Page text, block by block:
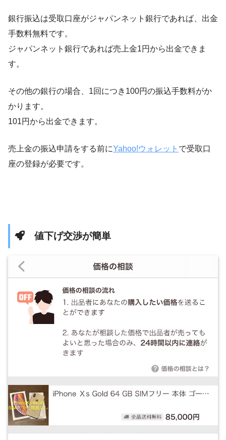
銀行振込は受取口座がジャパンネット銀行であれば、出金
手数料無料です。
ジャパンネット銀行であれば売上金1円から出金できま
す。
その他の銀行の場合、1回につき100円の振込手数料がか
かります。
101円から出金できます。
売上金の振込申請をする前にYahoo!ウォレット で受取口
座の登録が必要です。
値下げ交渉が簡単